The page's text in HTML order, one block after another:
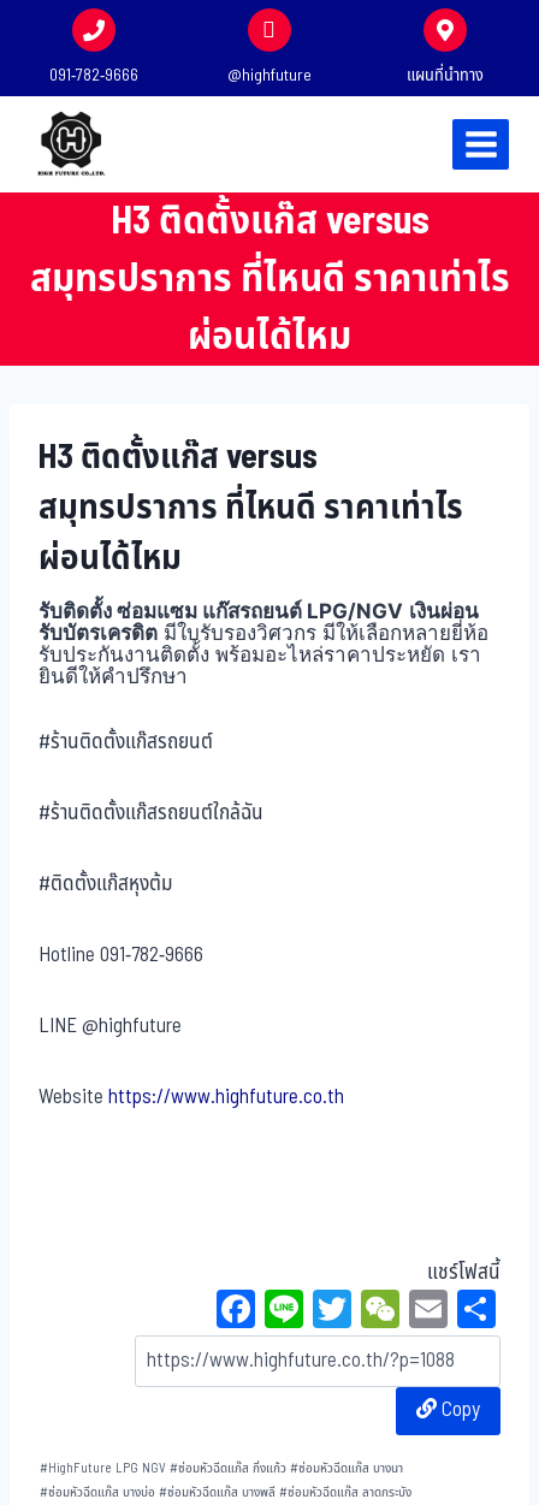
091-782-9666 @highfuture แผนที่นำทาง
H3 ติดตั้งแก๊ส versus
สมุทรปราการ ที่ไหนดี ราคาเท่าไร
ผ่อนได้ไหม
H3 ติดตั้งแก๊ส versus
สมุทรปราการ ที่ไหนดี ราคาเท่าไร
ผ่อนได้ไหม
รับติดตั้ง ซ่อมแซม แก๊สรถยนต์ LPG/NGV เงินผ่อน
รับบัตรเครดิต มีใบรับรองวิศวกร มีให้เลือกหลายยี่ห้อ
รับประกันงานติดตั้ง พร้อมอะไหล่ราคาประหยัด เรา
ยินดีให้คำปรึกษา
#ร้านติดตั้งแก๊สรถยนต์
#ร้านติดตั้งแก๊สรถยนต์ใกล้ฉัน
#ติดตั้งแก๊สหุงต้ม
Hotline091-782-9666
LINE@highfuture
Websitehttps://www.highfuture.co.th
แชร์โฟสนี้
Fa
ce
bo
Li
ne
T
wi
tt
W
eC
ha
t
E
m
ail
Copy
#HighFuture LPG NGV#ซ่อมหัวฉีดแก๊ส กิ่งแก้ว#ซ่อมหัวฉีดแก๊ส บางนา
#ซ่อมหัวฉีดแก๊ส บางบ่อ #ซ่อมหัวฉีดแก๊ส บางพลี #ซ่อมหัวฉีดแก๊ส ลาดกระบัง